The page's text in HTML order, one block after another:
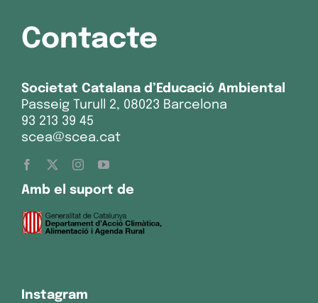
Contacte
Societat Catalana d’Educació Ambiental
Passeig Turull 2, 08023 Barcelona
93 213 39 45
scea@scea.cat
Amb el suport de
Instagram